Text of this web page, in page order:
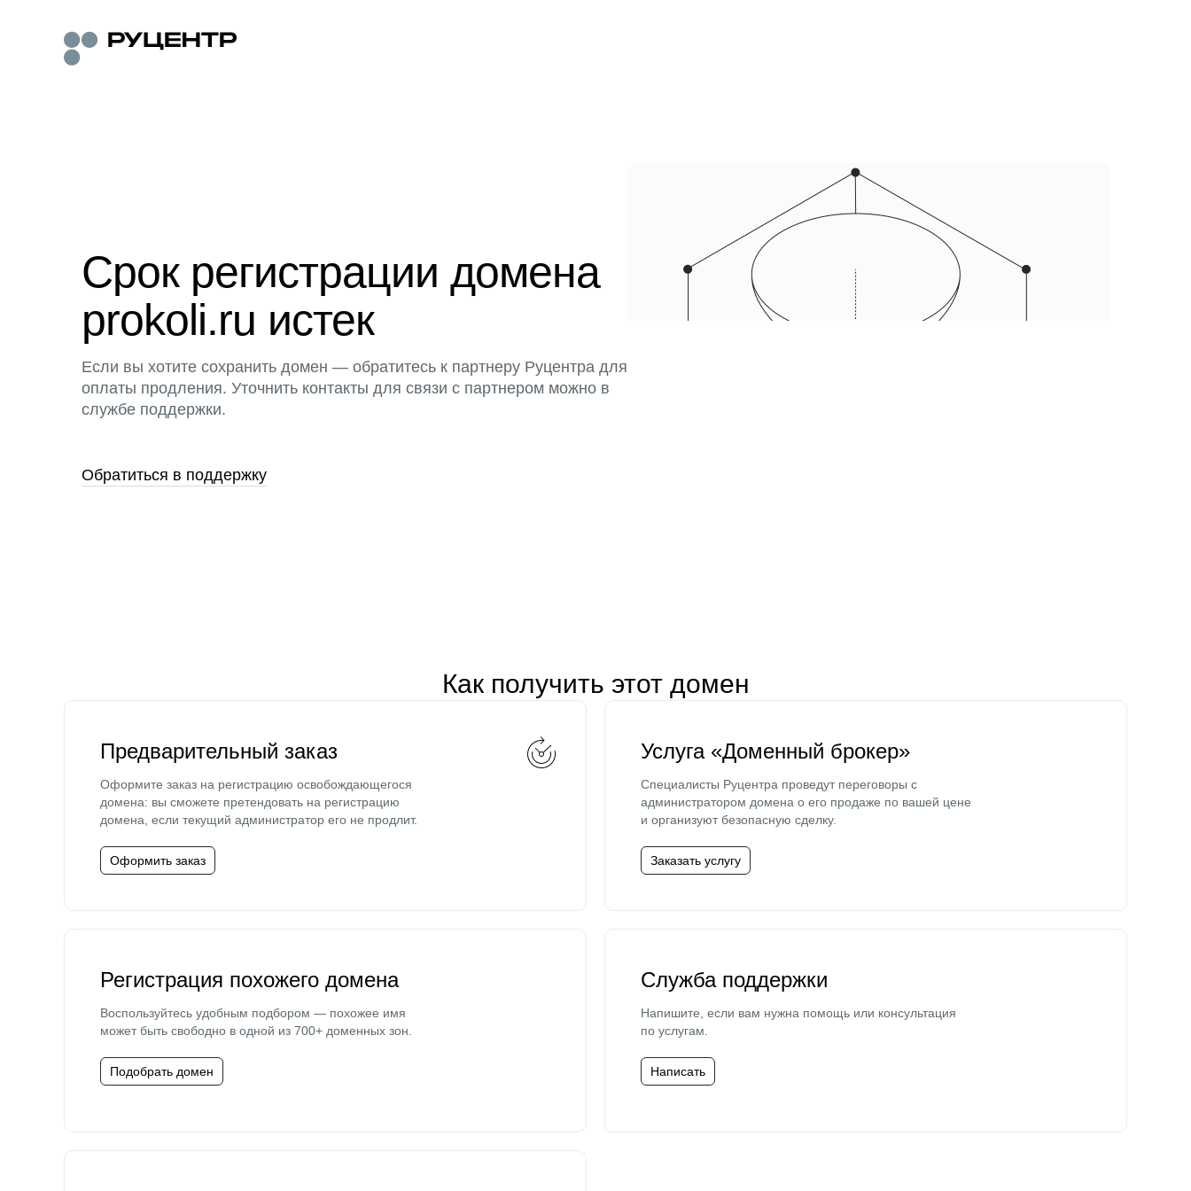
Срок регистрации домена
prokoli.ru истек
Если вы хотите сохранить домен — обратитесь к партнеру Руцентра для
оплаты продления. Уточнить контакты для связи с партнером можно в
службе поддержки.
Обратиться в поддержку
Как получить этот домен
Предварительный заказ
Оформите заказ на регистрацию освобождающегося
домена: вы сможете претендовать на регистрацию
домена, если текущий администратор его не продлит.
Оформить заказ
Услуга «Доменный брокер»
Специалисты Руцентра проведут переговоры с
администратором домена о его продаже по вашей цене
и организуют безопасную сделку.
Заказать услугу
Регистрация похожего домена
Воспользуйтесь удобным подбором — похожее имя
может быть свободно в одной из 700+ доменных зон.
Подобрать домен
Служба поддержки
Напишите, если вам нужна помощь или консультация
по услугам.
Написать